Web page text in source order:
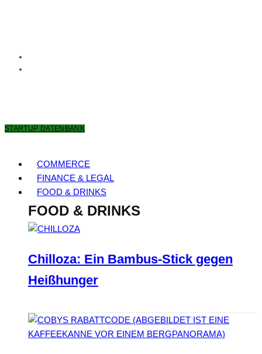
STARTUP DATENBANK
COMMERCE
FINANCE & LEGAL
FOOD & DRINKS
FOOD & DRINKS
Chilloza: Ein Bambus-Stick gegen
Heißhunger